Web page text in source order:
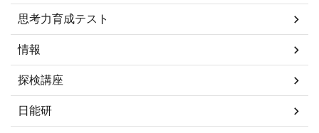
思考力育成テスト
情報
探検講座
日能研